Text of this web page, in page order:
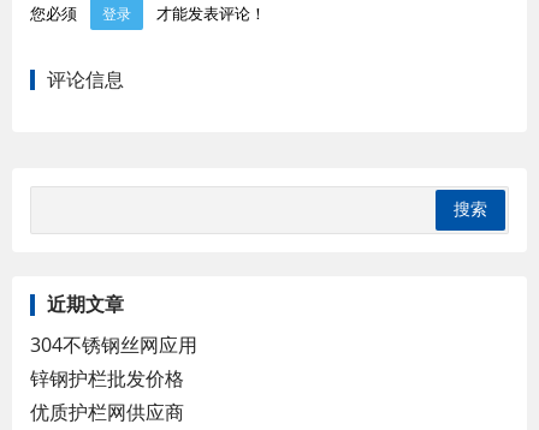
您必须 登录 才能发表评论！
评论信息
近期文章
304不锈钢丝网应用
锌钢护栏批发价格
优质护栏网供应商